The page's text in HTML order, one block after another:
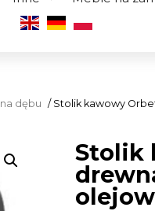
dębu / Stolik kawowy
Stolik